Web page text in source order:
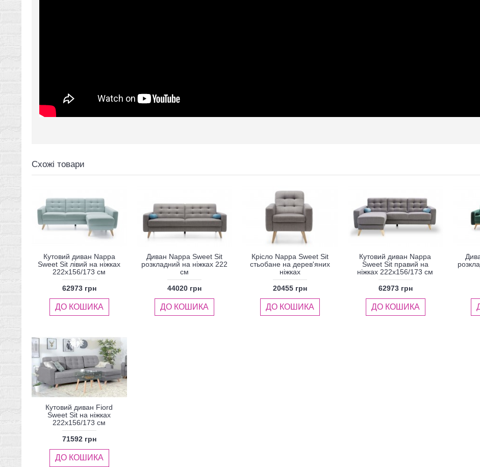
Схожі товари
Кутовий диван Nappa
Sweet Sit лівий на ніжках
222x156/173 см
62973 грн
ДО КОШИКА
Диван Nappa Sweet Sit
розкладний на ніжках 222
см
44020 грн
ДО КОШИКА
Крісло Nappa Sweet Sit
стьобане на дерев'яних
ніжках
20455 грн
ДО КОШИКА
Кутовий диван Nappa
Sweet Sit правий на
ніжках 222x156/173 см
62973 грн
ДО КОШИКА
Кутовий диван Fiord
Sweet Sit на ніжках
222x156/173 см
71592 грн
ДО КОШИКА